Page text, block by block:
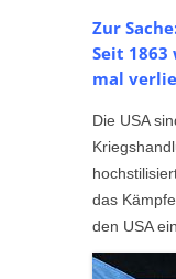
Zur
Seit 1863
mal
Die USA
das
den USA